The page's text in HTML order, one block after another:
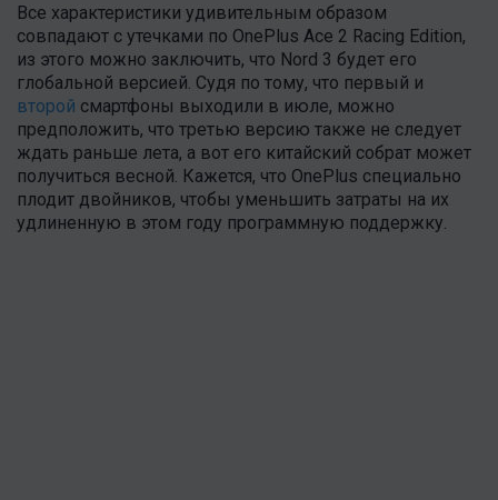
Все характеристики удивительным образом
совпадают с утечками по OnePlus Ace 2 Racing Edition,
из этого можно заключить, что Nord 3 будет его
глобальной версией. Судя по тому, что первый и
второй смартфоны выходили в июле, можно
предположить, что третью версию также не следует
ждать раньше лета, а вот его китайский собрат может
получиться весной. Кажется, что OnePlus специально
плодит двойников, чтобы уменьшить затраты на их
удлиненную в этом году программную поддержку.